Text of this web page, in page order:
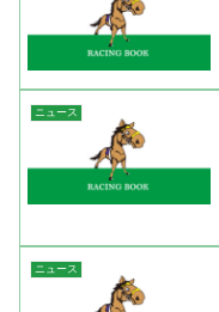
ニュース
ニュース